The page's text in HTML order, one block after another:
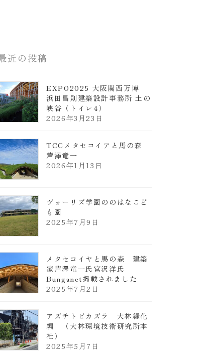
近の投稿
EXPO2025 大阪関西万博
浜田昌則建築設計事務所 土の
峡谷（トイレ4）
2026年3月23日
TCCメタセコイアと馬の森
芦澤竜一
2026年1月13日
ヴォーリズ学園ののはなこど
も園
2025年7月9日
メタセコイヤと馬の森 建築
家芦澤竜一氏宮沢洋氏
Bunganet掲載されました
2025年7月2日
アズチトビカズラ 大林緑化
編 （大林環境技術研究所本
社）
2025年5月7日